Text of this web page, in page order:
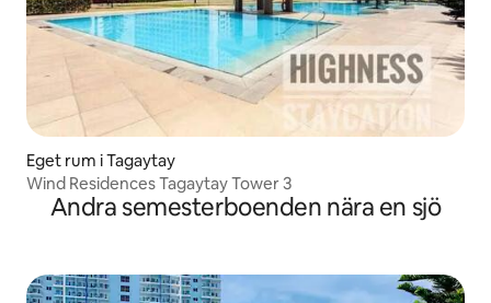
Eget rum i Tagaytay
Wind Residences Tagaytay Tower 3
Andra semesterboenden nära en sjö